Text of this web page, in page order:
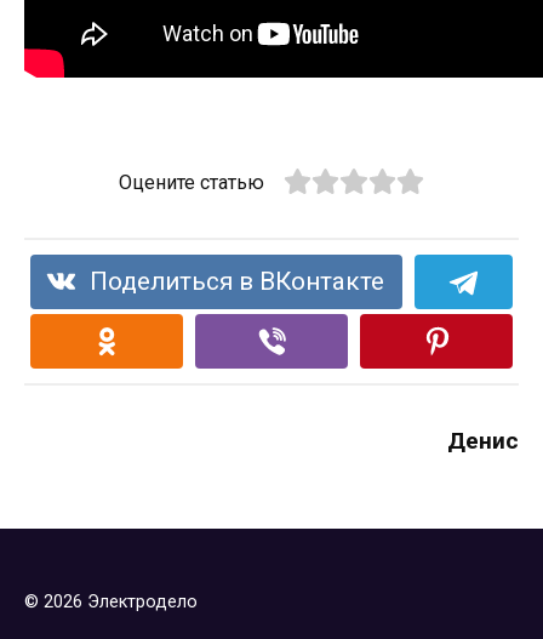
Оцените статью
Поделиться в ВКонтакте
Денис
© 2026 Электродело